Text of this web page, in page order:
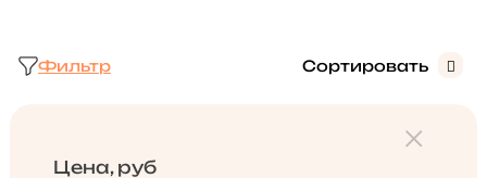
Фильтр Сортировать
Цена, руб